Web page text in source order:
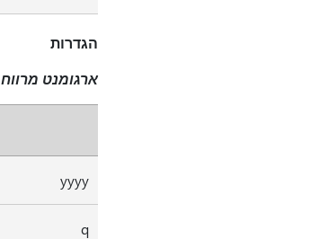
הגדרות
ארגומנט מרווח
yyyy
q